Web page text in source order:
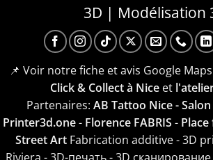
3D | Modélisation
📌 Voir notre fiche et avis Google
Click & Collect à Nice et
Partenaires: AB Tattoo Nice -
Printer3d.one- Florence FABRIS -
Street ArtFabrication additive - 3D